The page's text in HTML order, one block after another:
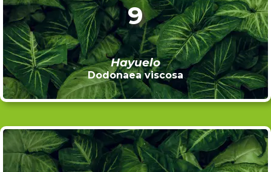
9
Hayuelo
Dodonaea viscosa